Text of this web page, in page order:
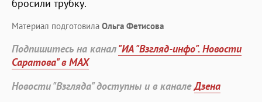
бросили трубку.
Материал подготовила Ольга Фетисова
Подпишитесь на канал"ИА "Взгляд-инфо". Новости
Саратова" в MAX
Новости "Взгляда" доступны и в каналеДзена